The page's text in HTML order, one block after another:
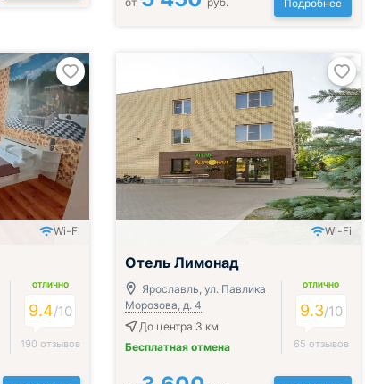
Подробнее
Wi-Fi
ОТЛИЧНО
9.4/10
190 отзывов
Wi-Fi
Отель Лимонад
Ярославль, ул. Павлика
Морозова, д. 4
До центра 3 км
Бесплатная отмена
ОТЛИЧНО
9.3/10
65 отзывов